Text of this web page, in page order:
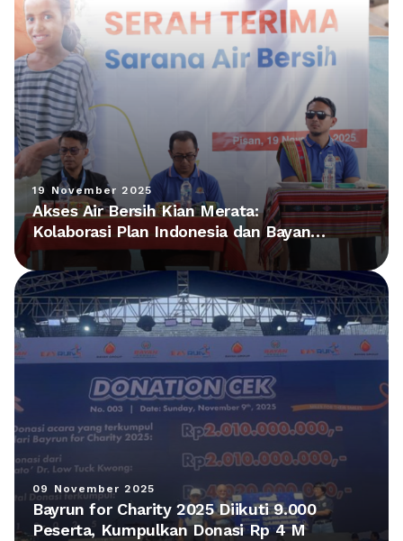
19 November 2025
Akses Air Bersih Kian Merata:
Kolaborasi Plan Indonesia dan Bayan
Group Hadirkan Fasilitas Baru di NTT
09 November 2025
Bayrun for Charity 2025 Diikuti 9.000
Peserta, Kumpulkan Donasi Rp 4 M